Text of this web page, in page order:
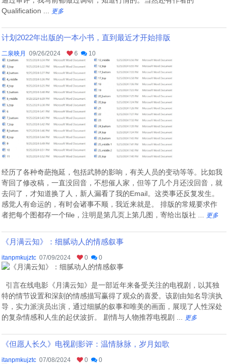
Qualification ...
更多
计划2022年出版的一本小书，直到最近才开始排版
二泉映月 09/26/2024 6 10
经历了各种奇葩拖延，包括武肺的影响，有关人员的变动等等。比如我
寄回了修改稿，一直没回音，不想催人家，但等了几个月还没回音，就
去问了，才知道换了人，新人漏看了我的Email。这类事还反复发生。
感觉人有命运的，有时会诸事不顺，我近来就是。 排版的常规要求作
者把每个图都存一个file，注明是第几页上第几图，寄给出版社 ...
更多
《月满云知》：细腻动人的情感叙事
itanpmkujztc 07/09/2024 0 0
引言在线电影《月满云知》是一部近年来备受关注的电视剧，以其独
特的情节设置和深刻的情感描写赢得了观众的喜爱。该剧由知名导演执
导，实力派演员出演，通过细腻的叙事和唯美的画面，展现了人性深处
的复杂情感和人生的起伏波折。 剧情与人物推荐电视剧 ...
更多
《但愿人长久》电视剧影评：温情脉脉，岁月如歌
itanpmkujztc 07/08/2024 0 0